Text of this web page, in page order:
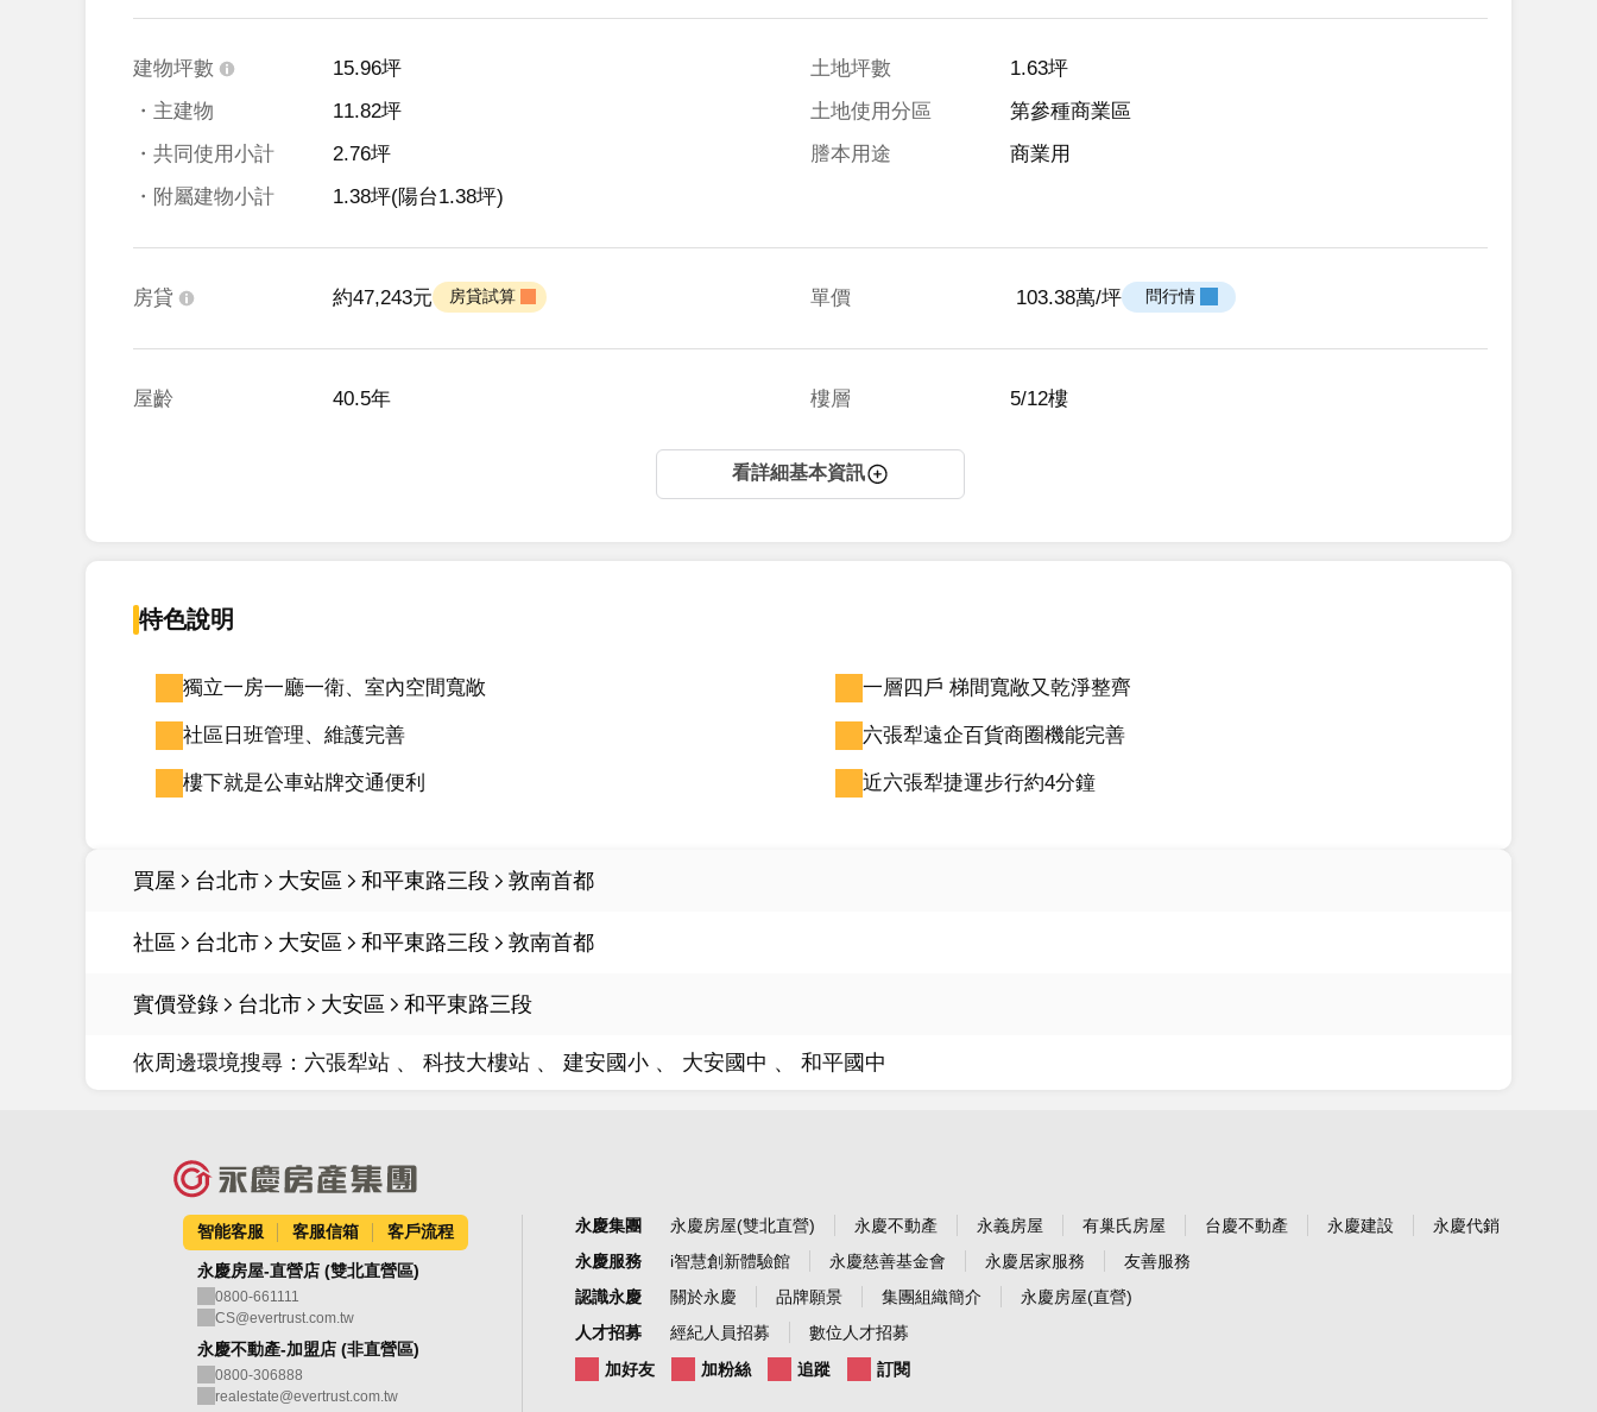
建物坪數
15.96坪
・主建物
11.82坪
・共同使用小計
2.76坪
・附屬建物小計
1.38坪(陽台1.38坪)
土地坪數
1.63坪
土地使用分區
第參種商業區
謄本用途
商業用
房貸 約47,243元 房貸試算 單價 103.38萬/坪 問行情
屋齡 40.5年 樓層 5/12樓
看詳細基本資訊
特色說明
獨立一房一廳一衛、室內空間寬敞 一層四戶 梯間寬敞又乾淨整齊
社區日班管理、維護完善 六張犁遠企百貨商圈機能完善
樓下就是公車站牌交通便利 近六張犁捷運步行約4分鐘
買屋 台北市 大安區 和平東路三段 敦南首都
社區 台北市 大安區 和平東路三段 敦南首都
實價登錄 台北市 大安區 和平東路三段
依周邊環境搜尋： 六張犁站 科技大樓站 建安國小 大安國中 和平國中
智能客服 客服信箱 客戶流程
永慶房屋-直營店 (雙北直營區)
0800-661111
CS@evertrust.com.tw
永慶不動產-加盟店 (非直營區)
0800-306888
realestate@evertrust.com.tw
永慶集團 永慶房屋(雙北直營) 永慶不動產 永義房屋 有巢氏房屋 台慶不動產 永慶建設
永慶代銷
永慶服務
i智慧創新體驗館 永慶慈善基金會 永慶居家服務
友善服務
認識永慶
關於永慶 品牌願景 集團組織簡介
永慶房屋(直營)
人才招募
經紀人員招募
數位人才招募
加好友
加粉絲 追蹤 訂閱